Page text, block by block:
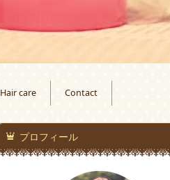
Hair care Contact
プロフィール